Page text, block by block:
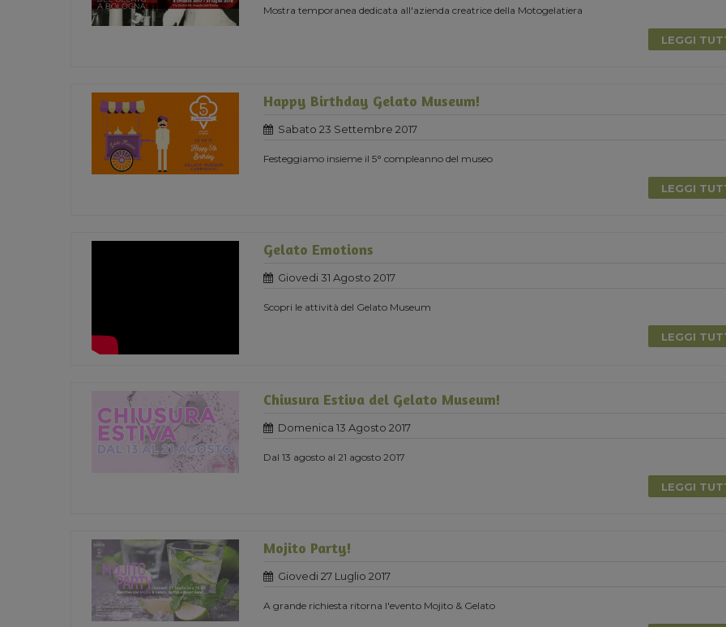
Mostra temporanea dedicata all'azienda creatrice della Motogelatiera
LEGGI
Happy Birthday Gelato Museum!
Sabato 23 Settembre 2017
Festeggiamo insieme il 5° compleanno del museo
LEGGI
Gelato Emotions
Giovedi 31 Agosto 2017
Scopri le attività del Gelato Museum
LEGGI
Chiusura Estiva del Gelato Museum!
Domenica 13 Agosto 2017
Dal 13 agosto al 21 agosto 2017
LEGGI
Mojito Party!
Giovedi 27 Luglio 2017
A grande richiesta ritorna l'evento Mojito & Gelato